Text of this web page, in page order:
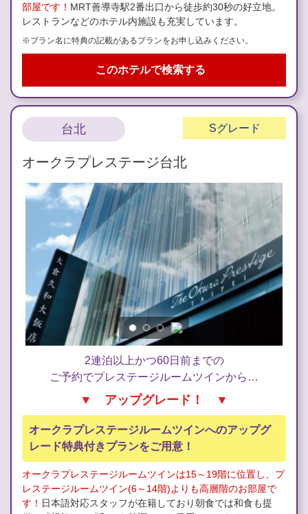
部屋です！ MRT善導寺駅2番出口から徒歩約30秒の好立地。
レストランなどのホテル内施設も充実しています。
※プラン名に特典の記載があるプランをお申し込みください。
このホテルで検索する
台北 Sグレード
オークラプレステージ台北
2連泊以上かつ60日前までの
ご予約でプレステージルームツインから…
▼ アップグレード！ ▼
オークラプレステージルームツインへのアップグ
レード特典付きプランをご用意！
オークラプレステージルームツインは15～19階に位置し、プ
レステージルームツイン(6～14階)よりも高層階のお部屋で
す！ 日本語対応スタッフが在籍しており朝食では和食も提